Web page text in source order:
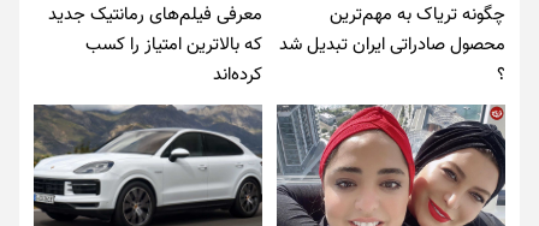
چگونه تریاک به مهم‌ترین
محصول صادراتی ایران تبدیل شد
؟
معرفی فیلم‌های رمانتیک جدید
که بالاترین امتیاز را کسب
کرده‌اند